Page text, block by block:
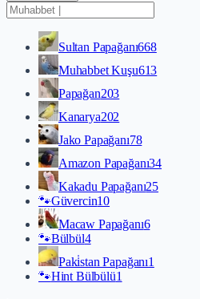
Sultan Papağanı668
Muhabbet Kuşu613
Papağan203
Kanarya202
Jako Papağanı78
Amazon Papağanı34
Kakadu Papağanı25
🐾Güvercin10
Macaw Papağanı6
🐾Bülbül4
Paki̇stan Papağanı1
🐾Hint Bülbülü1